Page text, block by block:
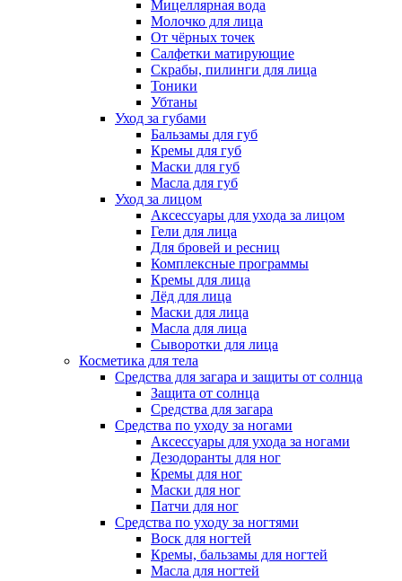
Мицеллярная вода
Молочко для лица
От чёрных точек
Салфетки матирующие
Скрабы, пилинги для лица
Тоники
Убтаны
Уход за губами
Бальзамы для губ
Кремы для губ
Маски для губ
Масла для губ
Уход за лицом
Аксессуары для ухода за лицом
Гели для лица
Для бровей и ресниц
Комплексные программы
Кремы для лица
Лёд для лица
Маски для лица
Масла для лица
Сыворотки для лица
Косметика для тела
Средства для загара и защиты от солнца
Защита от солнца
Средства для загара
Средства по уходу за ногами
Аксессуары для ухода за ногами
Дезодоранты для ног
Кремы для ног
Маски для ног
Патчи для ног
Средства по уходу за ногтями
Воск для ногтей
Кремы, бальзамы для ногтей
Масла для ногтей